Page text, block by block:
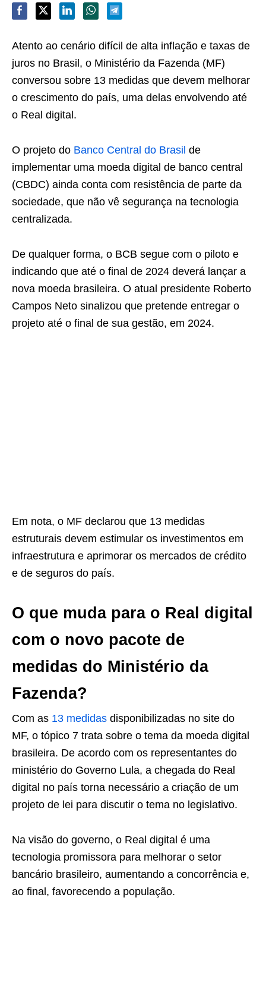
Atento ao cenário difícil de alta inflação e taxas de
juros no Brasil, o Ministério da Fazenda (MF)
conversou sobre 13 medidas que devem melhorar
o crescimento do país, uma delas envolvendo até
o Real digital.
O projeto do Banco Central do Brasil de
implementar uma moeda digital de banco central
(CBDC) ainda conta com resistência de parte da
sociedade, que não vê segurança na tecnologia
centralizada.
De qualquer forma, o BCB segue com o piloto e
indicando que até o final de 2024 deverá lançar a
nova moeda brasileira. O atual presidente Roberto
Campos Neto sinalizou que pretende entregar o
projeto até o final de sua gestão, em 2024.
Em nota, o MF declarou que 13 medidas
estruturais devem estimular os investimentos em
infraestrutura e aprimorar os mercados de crédito
e de seguros do país.
O que muda para o Real digital
com o novo pacote de
medidas do Ministério da
Fazenda?
Com as 13 medidas disponibilizadas no site do
MF, o tópico 7 trata sobre o tema da moeda digital
brasileira. De acordo com os representantes do
ministério do Governo Lula, a chegada do Real
digital no país torna necessário a criação de um
projeto de lei para discutir o tema no legislativo.
Na visão do governo, o Real digital é uma
tecnologia promissora para melhorar o setor
bancário brasileiro, aumentando a concorrência e,
ao final, favorecendo a população.